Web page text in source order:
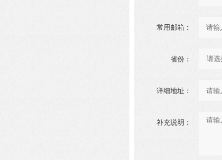
常用邮箱：
省份：
详细地址：
补充说明：